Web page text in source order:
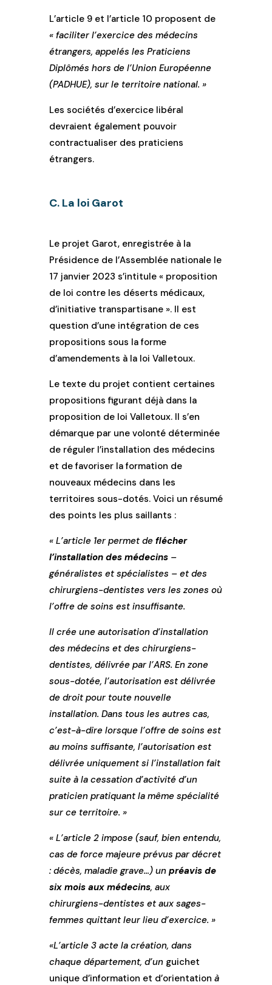
L’article 9 et l’article 10 proposent de
« faciliter l’exercice des médecins
étrangers, appelés les Praticiens
Diplômés hors de l’Union Européenne
(PADHUE), sur le territoire national. »
Les sociétés d’exercice libéral
devraient également pouvoir
contractualiser des praticiens
étrangers.
C. La loi Garot
Le projet Garot, enregistrée à la
Présidence de l’Assemblée nationale le
17 janvier 2023 s’intitule « proposition
de loi contre les déserts médicaux,
d’initiative transpartisane ». Il est
question d’une intégration de ces
propositions sous la forme
d’amendements à la loi Valletoux.
Le texte du projet contient certaines
propositions figurant déjà dans la
proposition de loi Valletoux. Il s’en
démarque par une volonté déterminée
de réguler l’installation des médecins
et de favoriser la formation de
nouveaux médecins dans les
territoires sous-dotés. Voici un résumé
des points les plus saillants :
« L’article 1er permet de flécher
l’installation des médecins–
généralistes et spécialistes – et des
chirurgiens-dentistes vers les zones où
l’offre de soins est insuffisante.
Il crée une autorisation d’installation
des médecins et des chirurgiens-
dentistes, délivrée par l’ARS. En zone
sous-dotée, l’autorisation est délivrée
de droit pour toute nouvelle
installation. Dans tous les autres cas,
c’est-à-dire lorsque l’offre de soins est
au moins suffisante, l’autorisation est
délivrée uniquement si l’installation fait
suite à la cessation d’activité d’un
praticien pratiquant la même spécialité
sur ce territoire. »
« L’article 2 impose (sauf, bien entendu,
cas de force majeure prévus par décret
: décès, maladie grave…) un préavis de
six mois aux médecins, aux
chirurgiens-dentistes et aux sages-
femmes quittant leur lieu d’exercice. »
«L’article 3 acte la création, dans
chaque département, d’un guichet
unique d’information et d’orientation à